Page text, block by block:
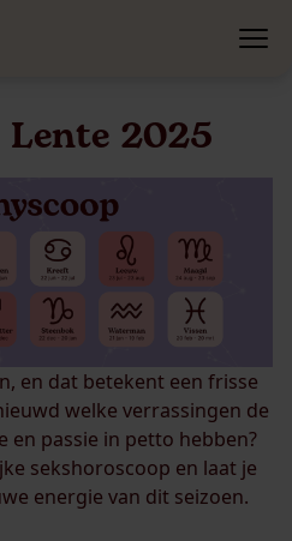
Lente 2025
en dat betekent een frisse
welke verrassingen de
passie in petto hebben?
sekshoroscoop en laat je
energie van dit seizoen.